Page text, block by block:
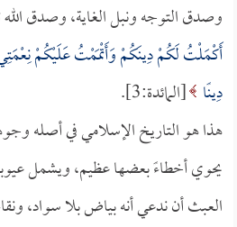
وصدق التوجه ونبل الغاية، وصدق الله
أَكْمَلْتُ لَكُمْ دِينَكُمْ وَأَتْمَمْتُ عَلَيْكُمْ
دِينًا [المائدة:3].
هذا هو التاريخ الإسلامي في أصله
يحوي أخطاءً بعضها عظيم، ويشمل
العبث أن ندعي أنه بياض بلا سواد،